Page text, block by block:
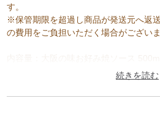
す。
※保管期限を超過し商品が発送元へ返
の費用をご負担いただく場合がございま
アレルゲン(28品目中)：大豆、りんご